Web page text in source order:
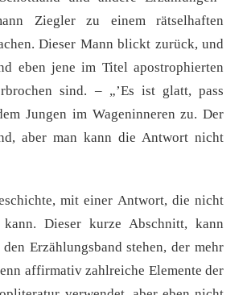
Ziegler zu einem rätselhaften
Dieser Mann blickt zurück, und
eben jene im Titel apostrophierten
sind. – „’Es ist glatt, pass
Jungen im Wageninneren zu. Der
aber man kann die Antwort nicht
mit einer Antwort, die nicht
kann. Dieser kurze Abschnitt, kann
Erzählungsband stehen, der mehr
affirmativ zahlreiche Elemente der